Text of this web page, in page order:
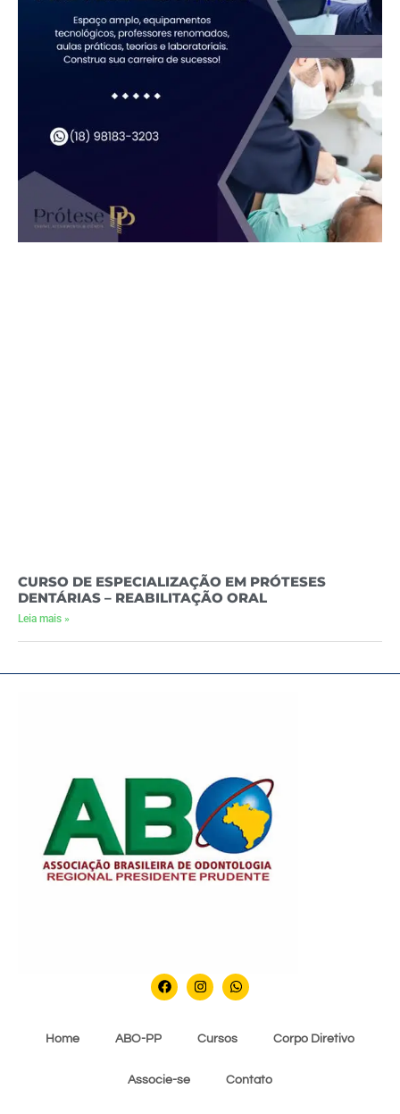
CURSO DE ESPECIALIZAÇÃO EM PRÓTESES
DENTÁRIAS – REABILITAÇÃO ORAL
Leia mais »
Home ABO-PP Cursos Corpo Diretivo
Associe-se Contato